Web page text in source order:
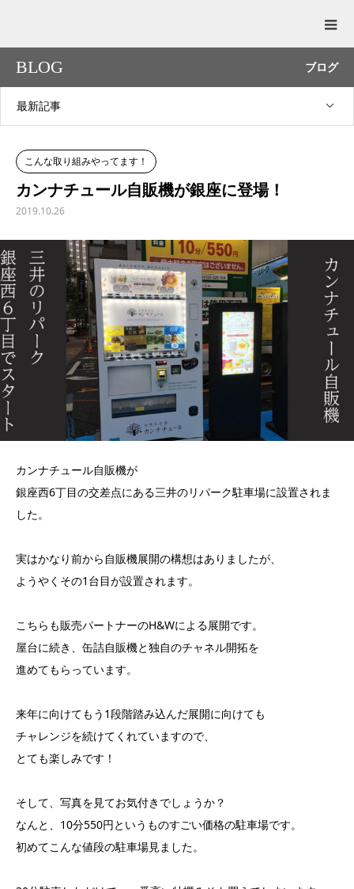
BLOG ブログ
最新記事
こんな取り組みやってます！
カンナチュール自販機が銀座に登場！
2019.10.26
カンナチュール自販機が
銀座西6丁目の交差点にある三井のリパーク駐車場に設置されま
した。
実はかなり前から自販機展開の構想はありましたが、
ようやくその1台目が設置されます。
こちらも販売パートナーのH&Wによる展開です。
屋台に続き、缶詰自販機と独自のチャネル開拓を
進めてもらっています。
来年に向けてもう1段階踏み込んだ展開に向けても
チャレンジを続けてくれていますので、
とても楽しみです！
そして、写真を見てお気付きでしょうか？
なんと、10分550円というものすごい価格の駐車場です。
初めてこんな値段の駐車場見ました。